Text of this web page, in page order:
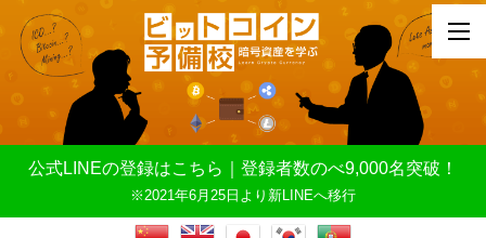
公式LINEの登録はこちら｜登録者数のべ9,000名突破！
※2021年6月25日より新LINEへ移行